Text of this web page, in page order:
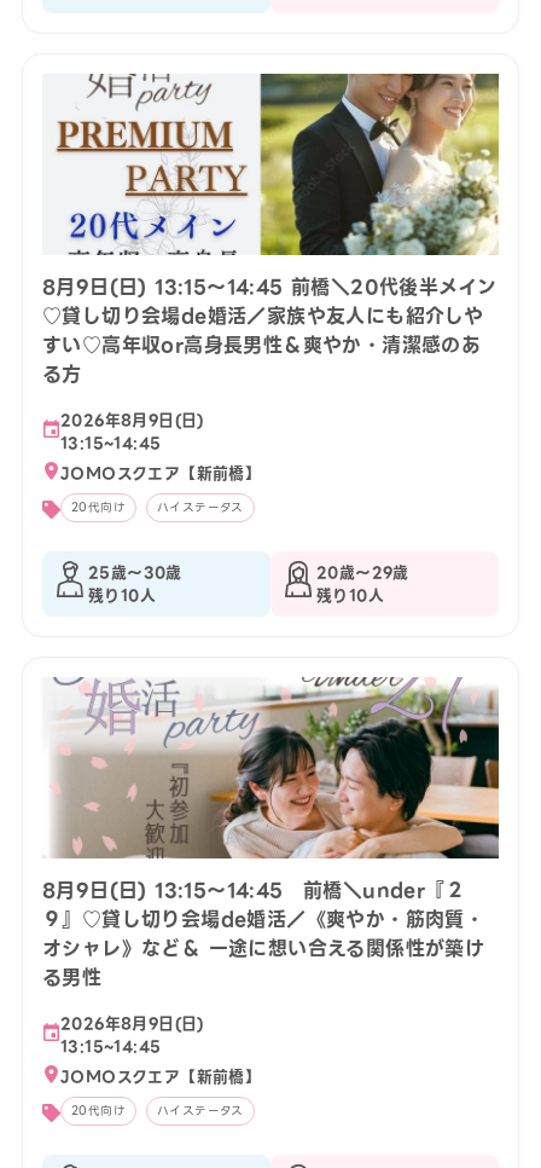
8月9日(日) 13:15〜14:45 前橋＼20代後半メイン
♡貸し切り会場de婚活／家族や友人にも紹介しや
すい♡高年収or高身長男性＆爽やか・清潔感のあ
る方
2026年8月9日(日)
13:15~14:45
JOMOスクエア【新前橋】
20代向け ハイステータス
25歳〜30歳
残り10人
20歳〜29歳
残り10人
8月9日(日) 13:15〜14:45 前橋＼under『２
９』♡貸し切り会場de婚活／《爽やか・筋肉質・
オシャレ》など＆ 一途に想い合える関係性が築け
る男性
2026年8月9日(日)
13:15~14:45
JOMOスクエア【新前橋】
20代向け ハイステータス